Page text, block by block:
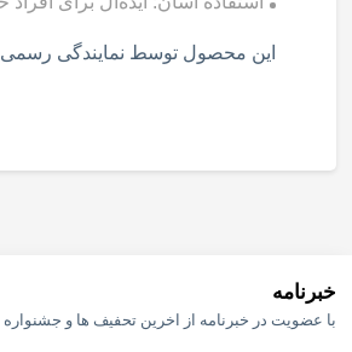
این محصول توسط نمایندگی رسمی
خبرنامه
با عضویت در خبرنامه از اخرین تحفیف ها و